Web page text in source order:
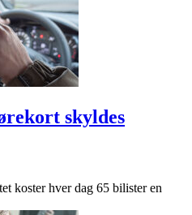
skyldes
koster hver dag 65 bilister en